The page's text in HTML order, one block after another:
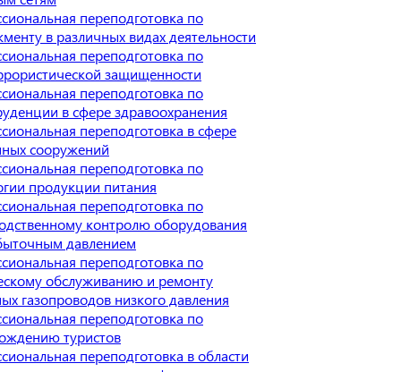
переподготовка по
в различных видах деятельности
переподготовка по
защищенности
переподготовка по
в сфере здравоохранения
переподготовка в сфере
сооружений
переподготовка по
продукции питания
переподготовка по
контролю оборудования
давлением
переподготовка по
обслуживанию и ремонту
газопроводов низкого давления
переподготовка по
туристов
переподготовка в области